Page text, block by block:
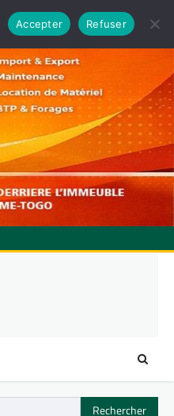
Accepter Refuser